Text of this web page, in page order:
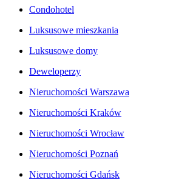
Condohotel
Luksusowe mieszkania
Luksusowe domy
Deweloperzy
Nieruchomości Warszawa
Nieruchomości Kraków
Nieruchomości Wrocław
Nieruchomości Poznań
Nieruchomości Gdańsk